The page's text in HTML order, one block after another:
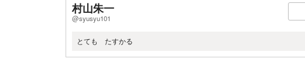
村山朱一
@syusyu101
とても たすかる